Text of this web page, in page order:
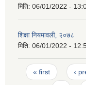
मिति: 06/01/2022 -
शिक्षा नियमावली, २०७८
मिति: 06/01/2022 -
Pages
« first ‹